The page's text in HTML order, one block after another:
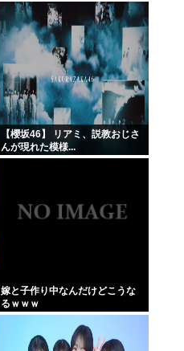
きた 堂々と「離婚の法律相談で
す。母の薦めでこちらに参りま
した」と言っているが、...
【櫻坂46】 リアミ、説教おじさ
んが現れた模様...
嫁と子作り中なんだけどこうな
るｗｗｗ